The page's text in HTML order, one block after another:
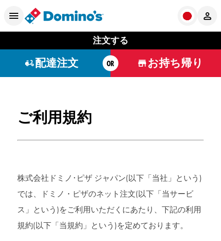
注文する
配達注文 OR お持ち帰り
ご利用規約
株式会社ドミノ･ピザ ジャパン(以下「当社」という)
では、ドミノ・ピザのネット注文(以下「当サービ
ス」という)をご利用いただくにあたり、下記の利用
規約(以下「当規約」という)を定めております。